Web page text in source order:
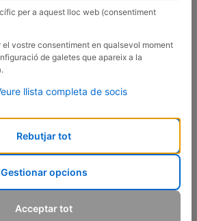
DEDICA UN PUBLIRREPORTAJE
Anna Ferrer desde el principio ha
un servicio más personalizado y ha
métodos para complementar las
el test de intolerancias alimentarias
per a aquest lloc web (consentiment
vostre consentiment en qualsevol moment
de galetes que apareix a la
llista completa de socis
Rebutjar tot
Gestionar opcions
Acceptar tot